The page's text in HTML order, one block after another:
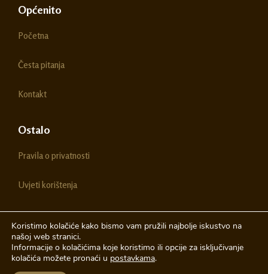
e
b
o
t
r
m
Općenito
Početna
Česta pitanja
Kontakt
Ostalo
Pravila o privatnosti
Uvjeti korištenja
© 2026 Chestitke | Sva prava pridržava
Izrada web stranica A-Design
Koristimo kolačiće kako bismo vam pružili najbolje iskustvo na
našoj web stranici.
Informacije o kolačićima koje koristimo ili opcije za isključivanje
kolačića možete pronaći u postavkama.